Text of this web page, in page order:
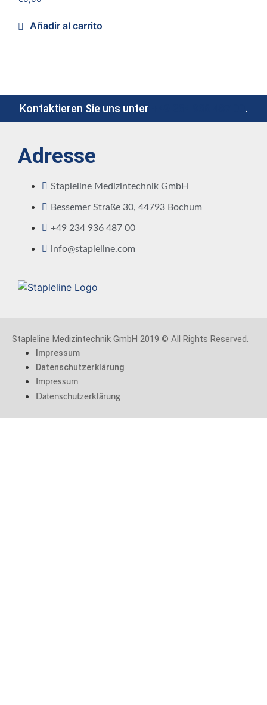
Añadir al carrito
Kontaktieren Sie uns unter .
Adresse
Stapleline Medizintechnik GmbH
Bessemer Straße 30, 44793 Bochum
+49 234 936 487 00
info@stapleline.com
Stapleline Medizintechnik GmbH 2019 © All Rights Reserved.
Impressum
Datenschutzerklärung
Impressum
Datenschutzerklärung